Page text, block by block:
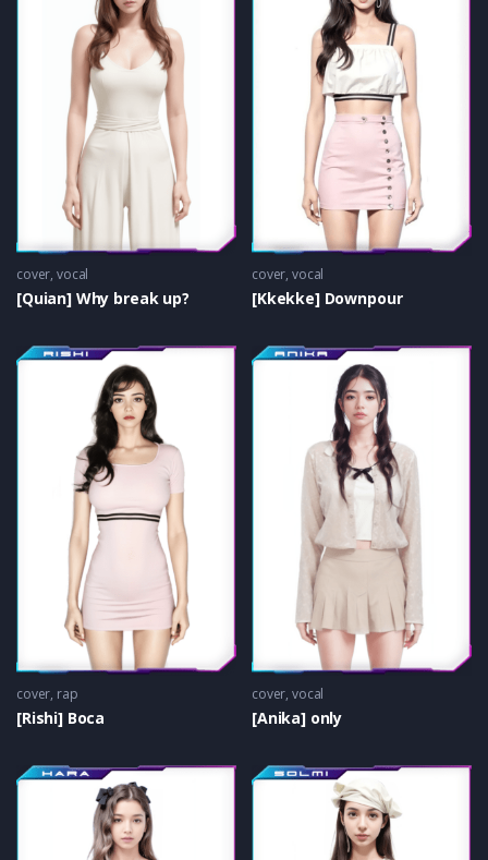
cover, vocal
[Quian] Why break up?
cover, vocal
[Kkekke] Downpour
cover, rap
[Rishi] Boca
cover, vocal
[Anika] only